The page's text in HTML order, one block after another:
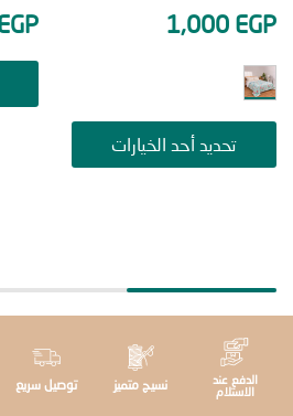
1,000
تحديد أحد الخيارات
عند
نسيج متميز توصيل سريع